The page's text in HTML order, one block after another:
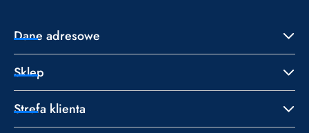
Dane adresowe
Sklep
Strefa klienta